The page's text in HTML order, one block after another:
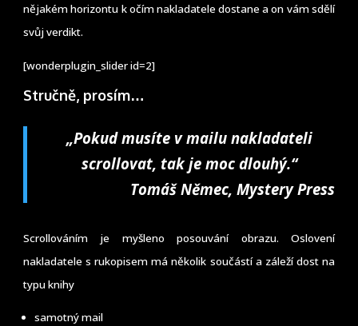
nějakém horizontu k očím nakladatele dostane a on vám sdělí
svůj verdikt.
[wonderplugin_slider id=2]
Stručně, prosím…
„Pokud musíte v mailu nakladateli
scrollovat, tak je moc dlouhý.“
Tomáš Němec, Mystery Press
Scrollováním je myšleno posouvání obrazu. Oslovení
nakladatele s rukopisem má několik součástí a záleží dost na
typu knihy
samotný mail